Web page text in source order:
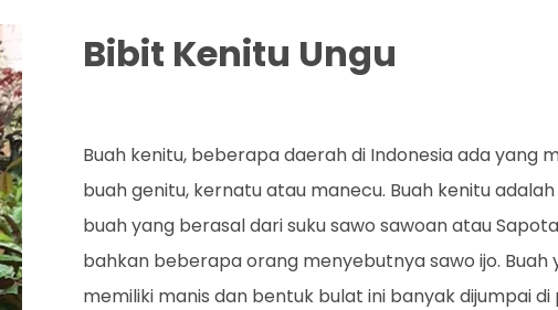
Bibit Kenitu Ungu
Buah kenitu, beberapa daerah di Indonesia ada yang
buah genitu, kernatu atau manecu. Buah kenitu
buah yang berasal dari suku sawo sawoan atau
bahkan beberapa orang menyebutnya sawo ijo. Buah
memiliki manis dan bentuk bulat ini banyak dijumpai